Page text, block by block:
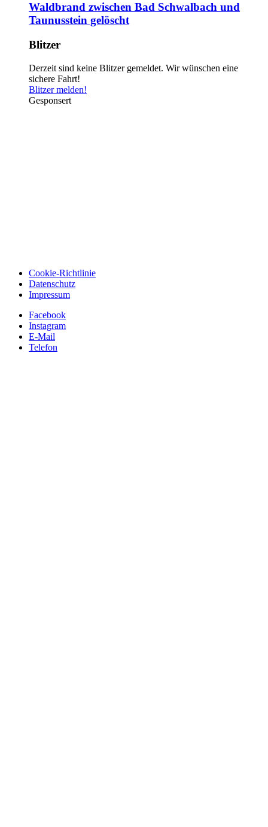
Waldbrand zwischen Bad Schwalbach und
Taunusstein gelöscht
Blitzer
Derzeit sind keine Blitzer gemeldet. Wir wünschen eine
sichere Fahrt!
Blitzer melden!
Gesponsert
Cookie-Richtlinie
Datenschutz
Impressum
Facebook
Instagram
E-Mail
Telefon